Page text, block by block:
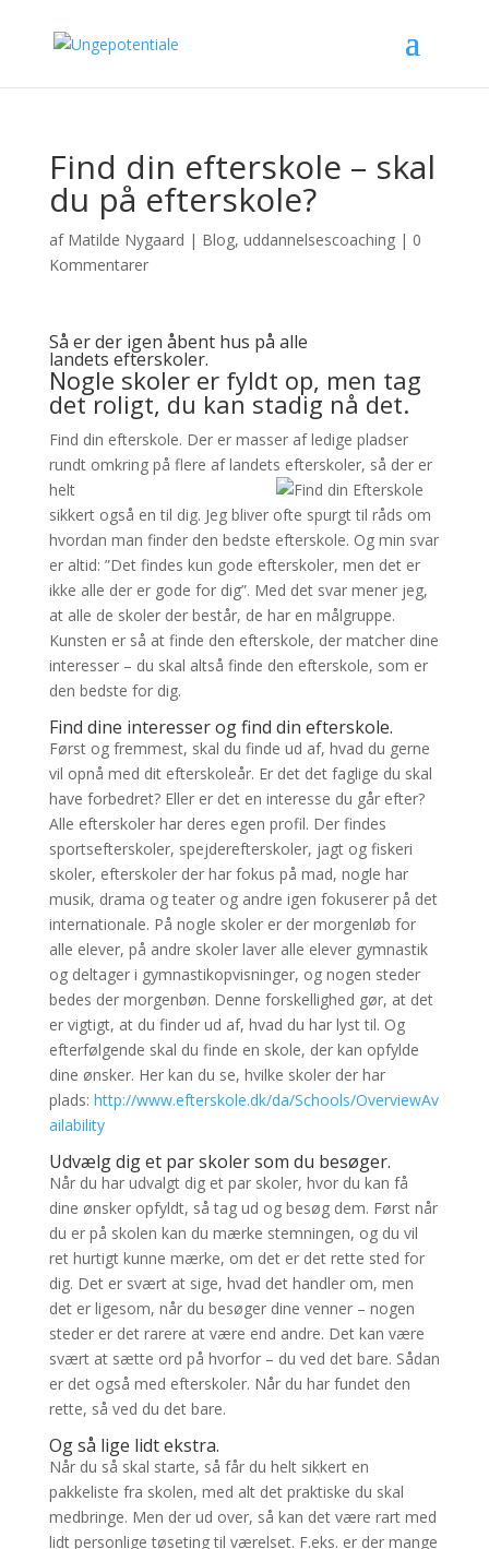
Find din efterskole – skal
du på efterskole?
af Matilde Nygaard | Blog, uddannelsescoaching| 0
Kommentarer
Så er der igen åbent hus på alle
landets efterskoler.
Nogle skoler er fyldt op, men tag
det roligt, du kan stadig nå det.
Find din efterskole. Der er masser af ledige pladser
rundt omkring på flere af landets efterskoler, så der er
helt
sikkert også en til dig. Jeg bliver ofte spurgt til råds om
hvordan man finder den bedste efterskole. Og min svar
er altid: ”Det findes kun gode efterskoler, men det er
ikke alle der er gode for dig”. Med det svar mener jeg,
at alle de skoler der består, de har en målgruppe.
Kunsten er så at finde den efterskole, der matcher dine
interesser – du skal altså finde den efterskole, som er
den bedste for dig.
Find dine interesser og find din efterskole.
Først og fremmest, skal du finde ud af, hvad du gerne
vil opnå med dit efterskoleår. Er det det faglige du skal
have forbedret? Eller er det en interesse du går efter?
Alle efterskoler har deres egen profil. Der findes
sportsefterskoler, spejderefterskoler, jagt og fiskeri
skoler, efterskoler der har fokus på mad, nogle har
musik, drama og teater og andre igen fokuserer på det
internationale. På nogle skoler er der morgenløb for
alle elever, på andre skoler laver alle elever gymnastik
og deltager i gymnastikopvisninger, og nogen steder
bedes der morgenbøn. Denne forskellighed gør, at det
er vigtigt, at du finder ud af, hvad du har lyst til. Og
efterfølgende skal du finde en skole, der kan opfylde
dine ønsker. Her kan du se, hvilke skoler der har
plads: http://www.efterskole.dk/da/Schools/OverviewAv
ailability
Udvælg dig et par skoler som du besøger.
Når du har udvalgt dig et par skoler, hvor du kan få
dine ønsker opfyldt, så tag ud og besøg dem. Først når
du er på skolen kan du mærke stemningen, og du vil
ret hurtigt kunne mærke, om det er det rette sted for
dig. Det er svært at sige, hvad det handler om, men
det er ligesom, når du besøger dine venner – nogen
steder er det rarere at være end andre. Det kan være
svært at sætte ord på hvorfor – du ved det bare. Sådan
er det også med efterskoler. Når du har fundet den
rette, så ved du det bare.
Og så lige lidt ekstra.
Når du så skal starte, så får du helt sikkert en
pakkeliste fra skolen, med alt det praktiske du skal
medbringe. Men der ud over, så kan det være rart med
lidt personlige tøseting til værelset. F.eks. er der mange